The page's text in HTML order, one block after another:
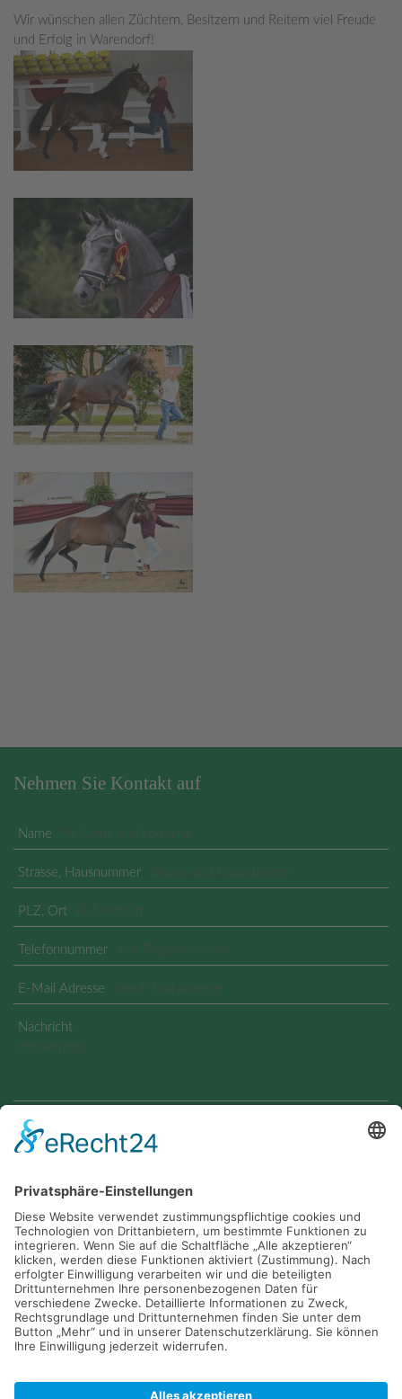
Wir wünschen allen Züchtern, Besitzern und Reitern viel Freude
und Erfolg in Warendorf!
Nehmen Sie Kontakt auf
Name
Strasse, Hausnummer
PLZ, Ort
Telefonnummer
E-Mail Adresse
Nachricht
Geben Sie den angezeigten Text ein
Ja, ich habe dieDatenschutzerklärung
angegebenen Daten elektronisch erhoben und gespeichert
werden. Meine Daten werden dabei nur streng
zweckgebunden zur Bearbeitung und Beantwortung meiner
Anfrage genutzt.
Bestätigung Datenschutzhinweis